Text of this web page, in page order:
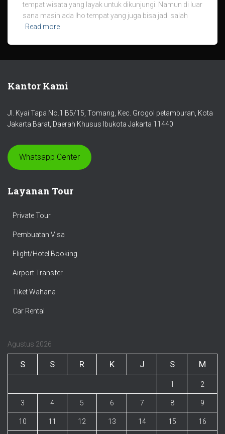
tempat wisata yang layak untuk dikunjungi. Namun di luar
sana masih ada lho tempat yang juga bisa jadi salah
Read more
Kantor Kami
Jl. Kyai Tapa No.1 B5/15, Tomang, Kec. Grogol petamburan, Kota
Jakarta Barat, Daerah Khusus Ibukota Jakarta 11440
Whatsapp Center
Layanan Tour
Private Tour
Pembuatan Visa
Flight/Hotel Booking
Airport Transfer
Tiket Wahana
Car Rental
Agustus 2026
S S R K J S M
1 2
3 4 5 6 7 8 9
10 11 12 13 14 15 16